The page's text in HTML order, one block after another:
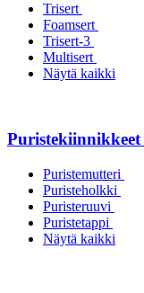
Trisert
Foamsert
Trisert-3
Multisert
Näytä kaikki
Puristekiinnikkeet
Puristemutteri
Puristeholkki
Puristeruuvi
Puristetappi
Näytä kaikki